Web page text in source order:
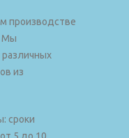
производстве
Мы
из
сроки
5 до 10